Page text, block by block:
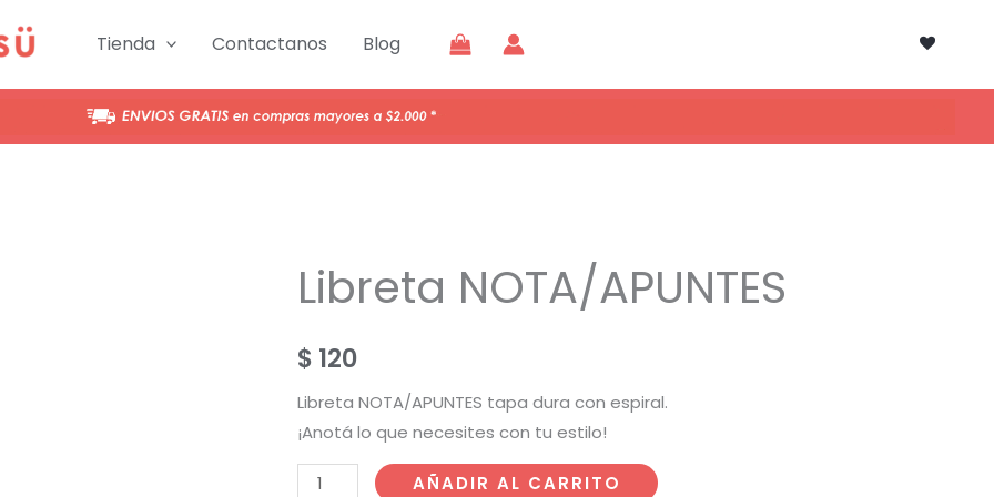
Tienda Contactanos Blog
Libreta NOTA/APUNTES
$ 120
Libreta NOTA/APUNTES tapa dura con espiral.
¡Anotá lo que necesites con tu estilo!
Libreta
AÑADIR AL CARRITO